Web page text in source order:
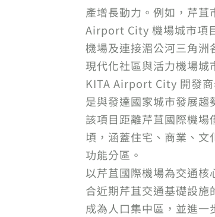
產增長動力。例如，芹苴
Airport City 機場城市項
機場及連接湄公河三角洲
現代化社區與活力機場城
KITA Airport City 開發商
是與發達國家城市發展趨
該項目距離芹苴國際機
頃，涵蓋住宅、商業、
功能分區。
以芹苴國際機場為交通核
合近期芹苴交通基礎設
成為人口集中區，並進